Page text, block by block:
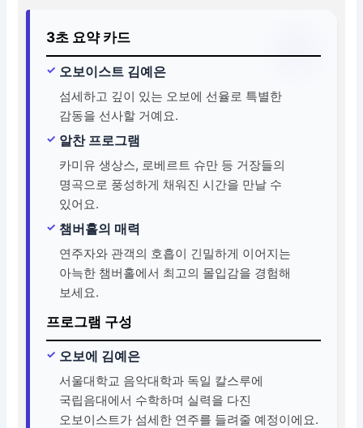
3초 요약 카드
오보이스트 김예은
섬세하고 깊이 있는 오보에 선율로 특별한
감동을 선사할 거예요.
알찬 프로그램
카미유 생상스, 로베르트 슈만 등 거장들의
명곡으로 풍성하게 채워진 시간을 만날 수
있어요.
챔버홀의 매력
연주자와 관객의 호흡이 긴밀하게 이어지는
아늑한 챔버홀에서 최고의 몰입감을 경험해
보세요.
프로그램 구성
오보에 김예은
서울대학교 음악대학과 독일 칼스루에
국립음대에서 수학하며 실력을 다진
오보이스트가 섬세한 연주를 들려줄 예정이에요.